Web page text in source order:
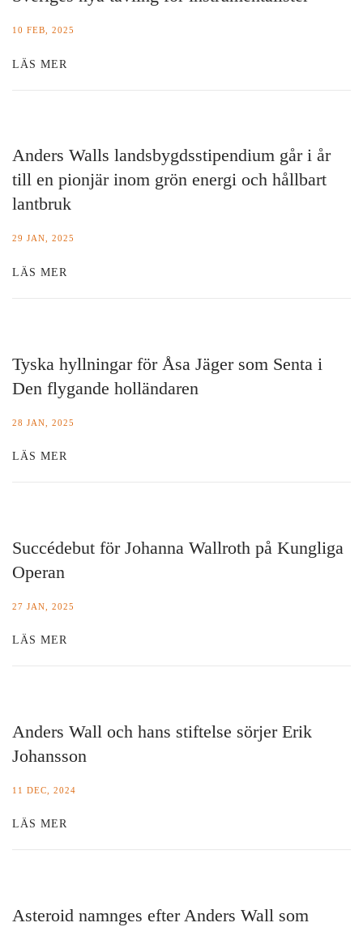
10 FEB, 2025
LÄS MER
Anders Walls landsbygdsstipendium går i år
till en pionjär inom grön energi och hållbart
lantbruk
29 JAN, 2025
LÄS MER
Tyska hyllningar för Åsa Jäger som Senta i
Den flygande holländaren
28 JAN, 2025
LÄS MER
Succédebut för Johanna Wallroth på Kungliga
Operan
27 JAN, 2025
LÄS MER
Anders Wall och hans stiftelse sörjer Erik
Johansson
11 DEC, 2024
LÄS MER
Asteroid namnges efter Anders Wall som